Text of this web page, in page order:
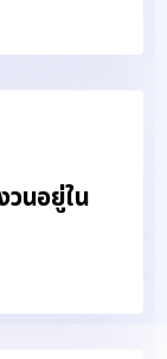
วนอยู่ใน